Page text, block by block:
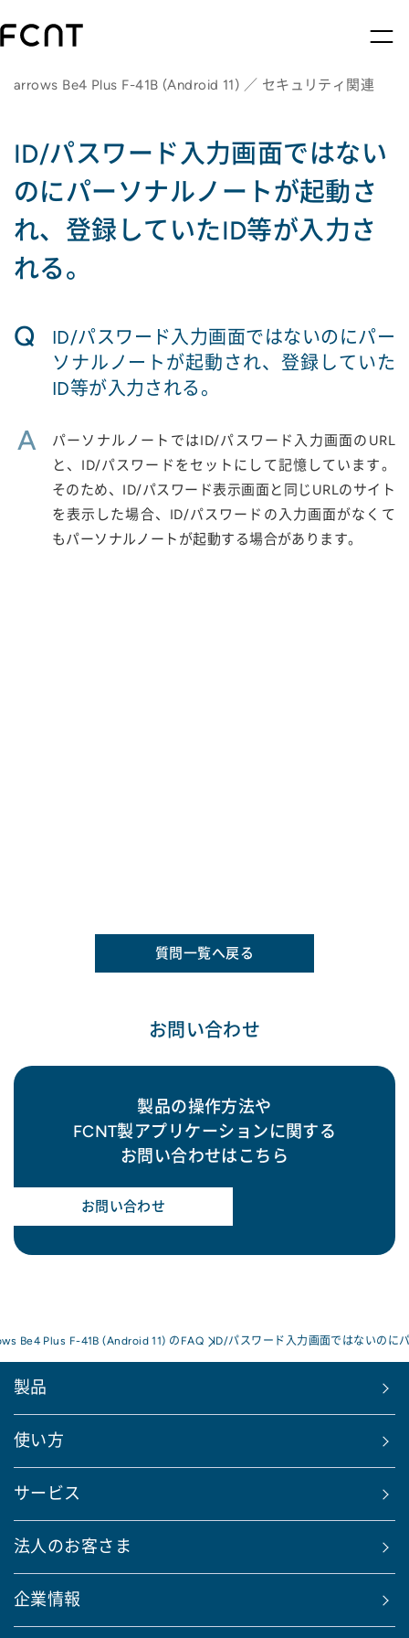
arrows Be4 Plus F-41B (Android 11) ／ セキュリティ関連
ID/パスワード入力画面ではない
のにパーソナルノートが起動さ
れ、登録していたID等が入力さ
れる。
Q
ID/パスワード入力画面ではないのにパー
ソナルノートが起動され、登録していた
ID等が入力される。
A
パーソナルノートではID/パスワード入力画面のURL
と、ID/パスワードをセットにして記憶しています。
そのため、ID/パスワード表示画面と同じURLのサイト
を表示した場合、ID/パスワードの入力画面がなくて
もパーソナルノートが起動する場合があります。
質問一覧へ戻る
お問い合わせ
製品の操作方法や
FCNT製アプリケーションに関する
お問い合わせはこちら
お問い合わせ
Be4 Plus F-41B (Android 11) のFAQ ID/パスワード入力画面ではないのに
製品
使い方
サービス
法人のお客さま
企業情報